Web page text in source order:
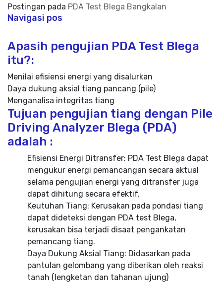
Postingan pada PDA Test Blega Bangkalan
Navigasi pos
Apasih pengujian PDA Test Blega
itu?:
Menilai efisiensi energi yang disalurkan
Daya dukung aksial tiang pancang (pile)
Menganalisa integritas tiang
Tujuan pengujian tiang dengan Pile
Driving Analyzer Blega (PDA)
adalah :
Efisiensi Energi Ditransfer: PDA Test Blega dapat
mengukur energi pemancangan secara aktual
selama pengujian energi yang ditransfer juga
dapat dihitung secara efektif.
Keutuhan Tiang: Kerusakan pada pondasi tiang
dapat dideteksi dengan PDA test Blega,
kerusakan bisa terjadi disaat pengankatan
pemancang tiang.
Daya Dukung Aksial Tiang: Didasarkan pada
pantulan gelombang yang diberikan oleh reaksi
tanah (lengketan dan tahanan ujung)